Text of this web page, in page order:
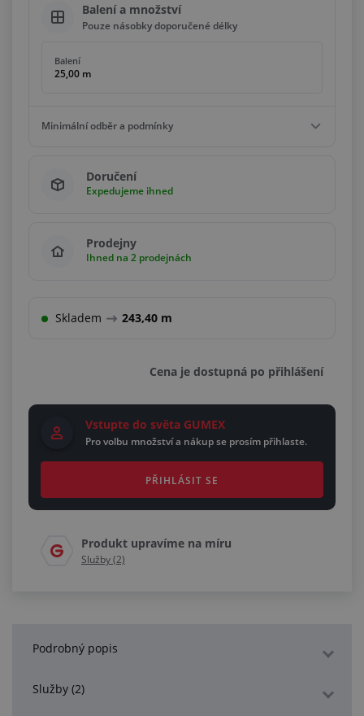
Balení a množství
Pouze násobky doporučené délky
Balení
25,00 m
Minimální odběr a podmínky
25,00 m
Násobky 25,00 m
Doručení
Expedujeme ihned
Prodejny
Ihned na 2 prodejnách
Skladem 243,40 m
Cena je dostupná po přihlášení
Vstupte do světa GUMEX
Pro volbu množství a nákup se prosím přihlaste.
PŘIHLÁSIT SE
Produkt upravíme na míru
Služby (2)
Podrobný popis
Služby (2)